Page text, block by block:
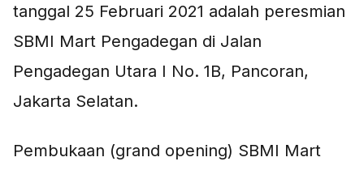
tanggal 25 Februari 2021 adalah peresmian
SBMI Mart Pengadegan di Jalan
Pengadegan Utara I No. 1B, Pancoran,
Jakarta Selatan.
Pembukaan (grand opening) SBMI Mart